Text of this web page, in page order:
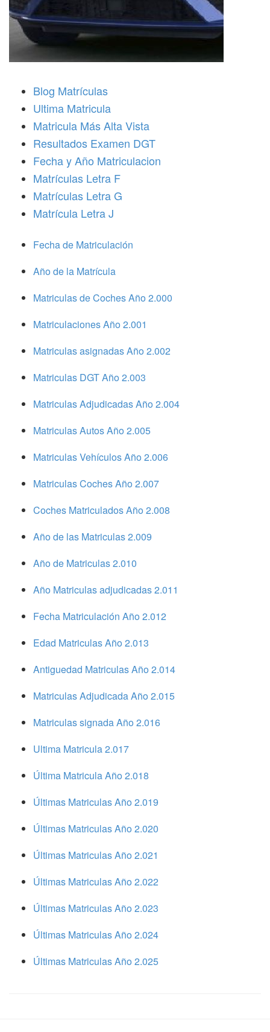
Blog Matrículas
Ultima Matricula
Matricula Más Alta Vista
Resultados Examen DGT
Fecha y Año Matriculacion
Matrículas Letra F
Matrículas Letra G
Matrícula Letra J
Fecha de Matriculación
Año de la Matrícula
Matriculas de Coches Año 2.000
Matriculaciones Año 2.001
Matriculas asignadas Año 2.002
Matriculas DGT Año 2.003
Matriculas Adjudicadas Año 2.004
Matriculas Autos Año 2.005
Matriculas Vehículos Año 2.006
Matriculas Coches Año 2.007
Coches Matriculados Año 2.008
Año de las Matriculas 2.009
Año de Matriculas 2.010
Año Matriculas adjudicadas 2.011
Fecha Matriculación Año 2.012
Edad Matriculas Año 2.013
Antiguedad Matriculas Año 2.014
Matriculas Adjudicada Año 2.015
Matriculas signada Año 2.016
Ultima Matricula 2.017
Última Matricula Año 2.018
Últimas Matriculas Año 2.019
Últimas Matriculas Año 2.020
Últimas Matriculas Año 2.021
Últimas Matriculas Año 2.022
Últimas Matriculas Año 2.023
Últimas Matriculas Año 2.024
Últimas Matriculas Año 2.025